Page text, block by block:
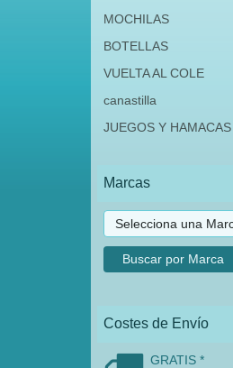
MOCHILAS
BOTELLAS
VUELTA AL COLE
canastilla
JUEGOS Y HAMACAS
Marcas
Costes de Envío
GRATIS *